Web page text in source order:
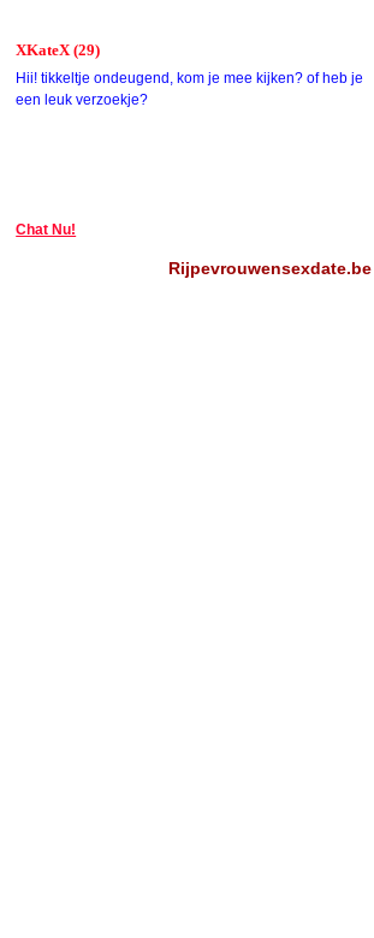
XKateX (29)
Hii! tikkeltje ondeugend, kom je mee kijken? of heb je
een leuk verzoekje?
Chat Nu!
Rijpevrouwensexdate.be